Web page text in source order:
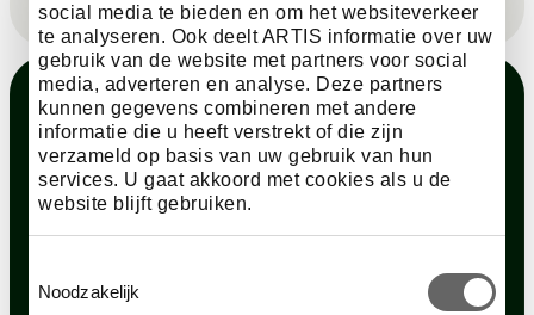
social media te bieden en om het websiteverkeer
te analyseren. Ook deelt ARTIS informatie over uw
gebruik van de website met partners voor social
media, adverteren en analyse. Deze partners
kunnen gegevens combineren met andere
informatie die u heeft verstrekt of die zijn
verzameld op basis van uw gebruik van hun
services. U gaat akkoord met cookies als u de
website blijft gebruiken.
Noodzakelijk
Plantage Kerklaan 38 — 40
buy your tickets
Discover